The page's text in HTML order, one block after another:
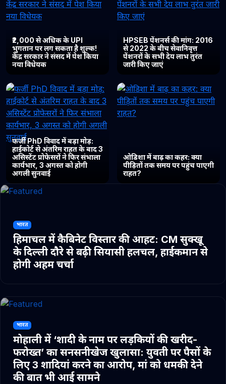
₹2,000 से अधिक के UPI
भुगतान पर लग सकता है शुल्क!
केंद्र सरकार ने संसद में पेश किया
नया विधेयक
HPSEB पेंशनर्स की मांग: 2016
से 2022 के बीच सेवानिवृत्त
पेंशनरों के सभी देय लाभ तुरंत
जारी किए जाएं
फर्जी PhD विवाद में बड़ा मोड़:
हाईकोर्ट से अंतरिम राहत के बाद 3
असिस्टेंट प्रोफेसरों ने फिर संभाला
कार्यभार, 3 अगस्त को होगी
अगली सुनवाई
ओडिशा में बाढ़ का कहर: क्या
पीड़ितों तक समय पर पहुंच पाएगी
राहत?
भारत
हिमाचल में कैबिनेट विस्तार की आहट: CM सुक्खू
के दिल्ली दौरे से बढ़ी सियासी हलचल, हाईकमान से
होगी अहम चर्चा
भारत
मोहाली में ‘शादी के नाम पर लड़कियों की खरीद-
फरोख्त’ का सनसनीखेज खुलासा: युवती पर पैसों के
लिए 3 शादियां करने का आरोप, मां को धमकी देने
की बात भी आई सामने